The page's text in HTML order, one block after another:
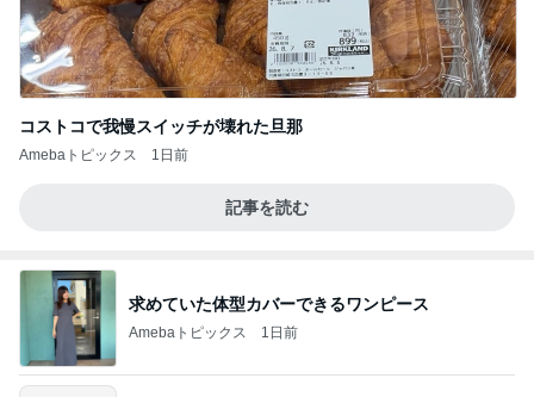
コストコで我慢スイッチが壊れた旦那
Amebaトピックス 1日前
記事を読む
求めていた体型カバーできるワンピース
Amebaトピックス 1日前